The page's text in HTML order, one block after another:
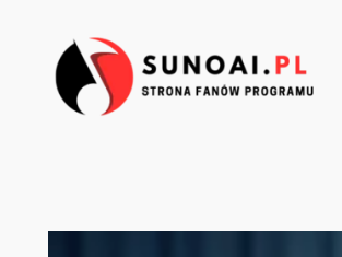
treści